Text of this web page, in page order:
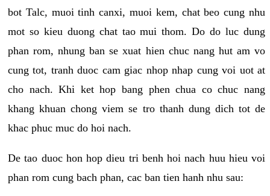
bot Talc, muoi tinh canxi, muoi kem, chat beo cung nhu
mot so kieu duong chat tao mui thom. Do do luc dung
phan rom, nhung ban se xuat hien chuc nang hut am vo
cung tot, tranh duoc cam giac nhop nhap cung voi uot at
cho nach. Khi ket hop bang phen chua co chuc nang
khang khuan chong viem se tro thanh dung dich tot de
khac phuc muc do hoi nach.
De tao duoc hon hop dieu tri benh hoi nach huu hieu voi
phan rom cung bach phan, cac ban tien hanh nhu sau: